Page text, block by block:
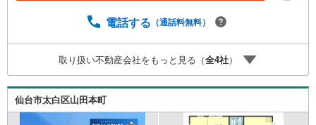
談はもちろん、ご購入時に気になる住宅ローンや各種税金
ではキッズスペースも完備！お子様連れのご家族皆様で、
ぜひお越しください。営業時間:10:00～18:00（定休日:火・
水曜日 ※店舗により変動あり）現地のご案内も可能ですの
で、どうぞお気軽にお問い合わせください！
電話する （通話料無料）
取り扱い不動産会社をもっと見る（全4社）
仙台市太白区山田本町